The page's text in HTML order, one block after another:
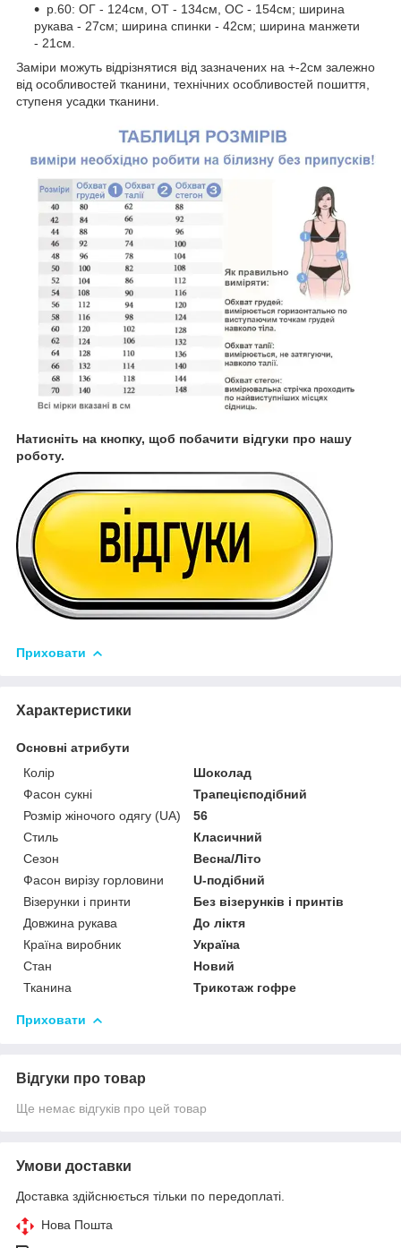
р.60: ОГ - 124см, ОТ - 134см, ОС - 154см; ширина
рукава - 27см; ширина спинки - 42см; ширина манжети
- 21см.
Заміри можуть відрізнятися від зазначених на +-2см залежно
від особливостей тканини, технічних особливостей пошиття,
ступеня усадки тканини.
Натисніть на кнопку, щоб побачити відгуки про нашу
роботу.
Приховати
Характеристики
Основні атрибути
Колір
Шоколад
Фасон сукні
Трапецієподібний
Розмір жіночого одягу (UA)
56
Стиль
Класичний
Сезон
Весна/Літо
Фасон вирізу горловини
U-подібний
Візерунки і принти
Без візерунків і принтів
Довжина рукава
До ліктя
Країна виробник
Україна
Стан
Новий
Тканина
Трикотаж гофре
Приховати
Відгуки про товар
Ще немає відгуків про цей товар
Умови доставки
Доставка здійснюється тільки по передоплаті.
Нова Пошта